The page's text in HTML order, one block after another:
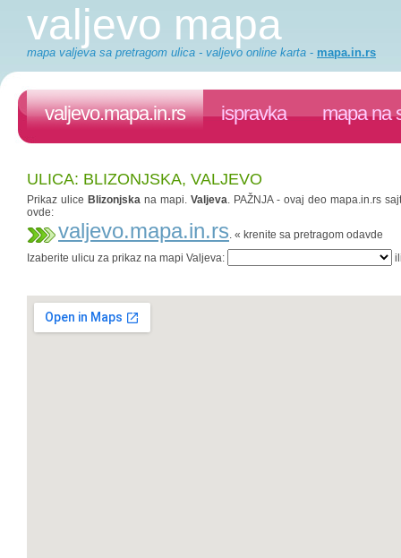
valjevo mapa
mapa valjeva sa pretragom ulica - valjevo online karta - mapa.in.rs
valjevo.mapa.in.rs ispravka mapa na
ULICA: BLIZONJSKA, VALJEVO
Prikaz ulice Blizonjska na mapi. Valjeva. PAŽNJA - ovaj deo mapa.in.rs
ovde:
valjevo.mapa.in.rs. « krenite sa pretragom odavde
Izaberite ulicu za prikaz na mapi Valjeva: